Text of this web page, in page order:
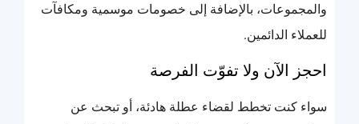
والمجموعات، بالإضافة إلى خصومات موسمية ومكافآت
للعملاء الدائمين.
احجز الآن ولا تفوّت الفرصة
سواء كنت تخطط لقضاء عطلة هادئة، أو تبحث عن